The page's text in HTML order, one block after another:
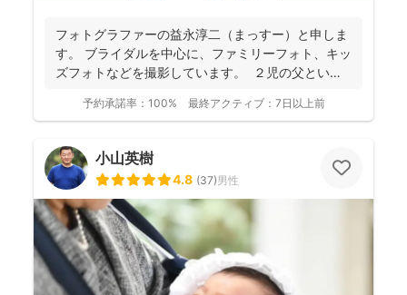
フォトグラファーの益永淳二（まっすー）と申しま
す。 ブライダルを中心に、ファミリーフォト、キッ
ズフォトなどを撮影しています。 ２児の父という
予約承諾率： 100% 最終アクティブ： 7日以上前
小山英樹
4.8 (37)男性